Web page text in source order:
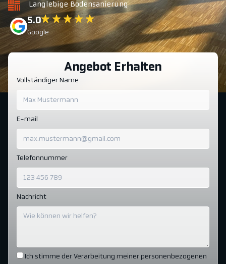
Langlebige Bodensanierung
5.0
Google
Angebot Erhalten
Vollständiger Name
E-mail
Telefonnummer
Nachricht
Ich stimme der Verarbeitung meiner personenbezogenen